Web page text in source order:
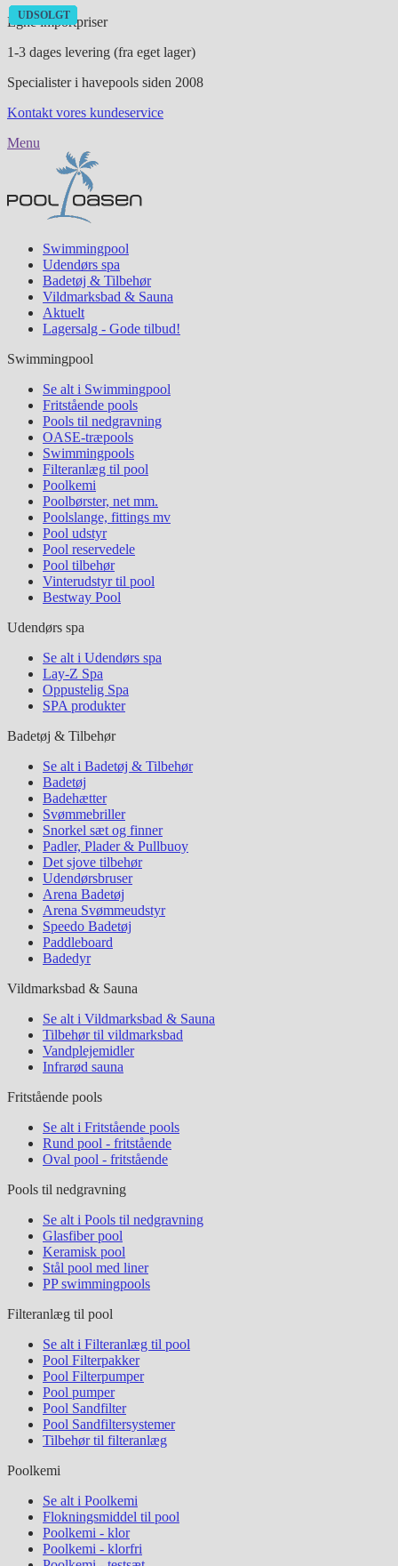
Egne importpriser
1-3 dages levering (fra eget lager)
Specialister i havepools siden 2008
Kontakt vores kundeservice
Menu
Swimmingpool
Udendørs spa
Badetøj & Tilbehør
Vildmarksbad & Sauna
Aktuelt
Lagersalg - Gode tilbud!
Swimmingpool
Se alt i Swimmingpool
Fritstående pools
Pools til nedgravning
OASE-træpools
Swimmingpools
Filteranlæg til pool
Poolkemi
Poolbørster, net mm.
Poolslange, fittings mv
Pool udstyr
Pool reservedele
Pool tilbehør
Vinterudstyr til pool
Bestway Pool
Udendørs spa
Se alt i Udendørs spa
Lay-Z Spa
Oppustelig Spa
SPA produkter
Badetøj & Tilbehør
Se alt i Badetøj & Tilbehør
Badetøj
Badehætter
Svømmebriller
Snorkel sæt og finner
Padler, Plader & Pullbuoy
Det sjove tilbehør
Udendørsbruser
Arena Badetøj
Arena Svømmeudstyr
Speedo Badetøj
Paddleboard
Badedyr
Vildmarksbad & Sauna
Se alt i Vildmarksbad & Sauna
Tilbehør til vildmarksbad
Vandplejemidler
Infrarød sauna
Fritstående pools
Se alt i Fritstående pools
Rund pool - fritstående
Oval pool - fritstående
Pools til nedgravning
Se alt i Pools til nedgravning
Glasfiber pool
Keramisk pool
Stål pool med liner
PP swimmingpools
Filteranlæg til pool
Se alt i Filteranlæg til pool
Pool Filterpakker
Pool Filterpumper
Pool pumper
Pool Sandfilter
Pool Sandfiltersystemer
Tilbehør til filteranlæg
Poolkemi
Se alt i Poolkemi
Flokningsmiddel til pool
Poolkemi - klor
Poolkemi - klorfri
UDSOLGT
UDSOLGT
UDSOLGT
UDSOLGT
UDSOLGT
UDSOLGT
UDSOLGT